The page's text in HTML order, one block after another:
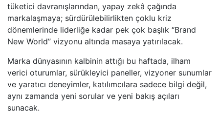
tüketici davranışlarından, yapay zekâ çağında
markalaşmaya; sürdürülebilirlikten çoklu kriz
dönemlerinde liderliğe kadar pek çok başlık “Brand
New World” vizyonu altında masaya yatırılacak.
Marka dünyasının kalbinin attığı bu haftada, ilham
verici oturumlar, sürükleyici paneller, vizyoner sunumlar
ve yaratıcı deneyimler, katılımcılara sadece bilgi değil,
aynı zamanda yeni sorular ve yeni bakış açıları
sunacak.